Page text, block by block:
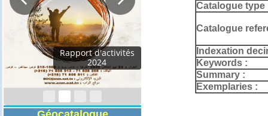
Programmes
Techniques 2026
Catalogue type
Catalogue
Indexation
Keywords :
Summary :
Exemplaries :